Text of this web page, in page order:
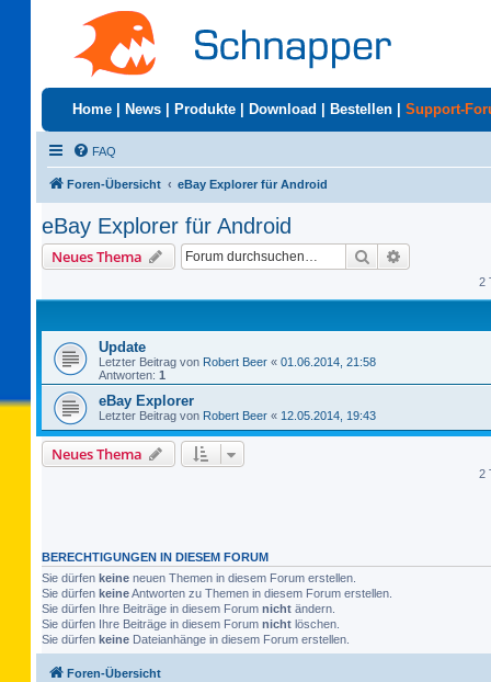
Home News Produkte Download Bestellen Support-
FAQ
Foren-Übersicht eBay Explorer für Android
eBay Explorer für Android
Neues Thema Suche
2
Update
Letzter Beitrag von Robert Beer « 01.06.2014, 21:58
Antworten: 1
eBay Explorer
Letzter Beitrag von Robert Beer « 12.05.2014, 19:43
Neues Thema
2
BERECHTIGUNGEN IN DIESEM FORUM
Sie dürfen keine neuen Themen in diesem Forum erstellen.
Sie dürfen keineAntworten zu Themen in diesem Forum erstellen.
Sie dürfen Ihre Beiträge in diesem Forum nicht ändern.
Sie dürfen Ihre Beiträge in diesem Forum nicht löschen.
Sie dürfen keine Dateianhänge in diesem Forum erstellen.
Foren-Übersicht